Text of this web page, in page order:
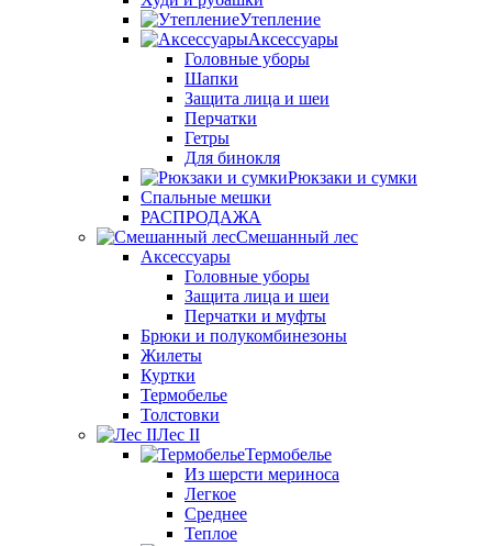
Утепление
Аксессуары
Головные уборы
Шапки
Защита лица и шеи
Перчатки
Гетры
Для бинокля
Рюкзаки и сумки
Спальные мешки
РАСПРОДАЖА
Смешанный лес
Аксессуары
Головные уборы
Защита лица и шеи
Перчатки и муфты
Брюки и полукомбинезоны
Жилеты
Куртки
Термобелье
Толстовки
Лес II
Термобелье
Из шерсти мериноса
Легкое
Среднее
Теплое